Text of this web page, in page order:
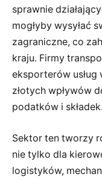
sprawnie
mogłyby wysyłać
zagraniczne, co
kraju. Firmy
eksporterów usług
złotych wpływów
podatków i składek.
Sektor ten tworzy
nie tylko dla
logistyków,